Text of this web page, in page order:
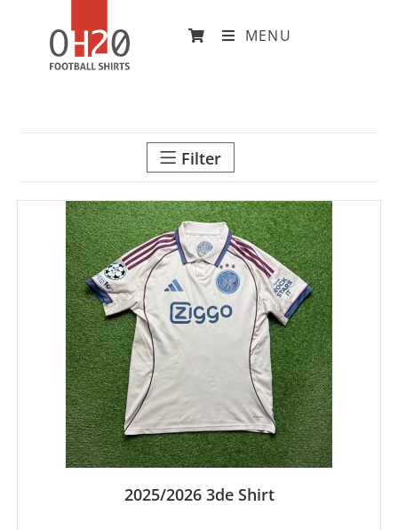
MENU
Filter
2025/2026 3de Shirt